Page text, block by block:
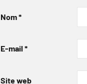
Nom*
E-mail *
Site web